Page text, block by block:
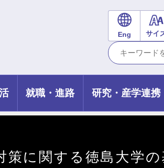
Eng サイ
就職・進路 研究・産学連携
策に関する徳島大学